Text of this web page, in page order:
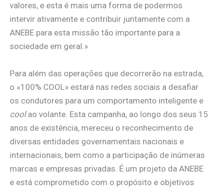
valores, e esta é mais uma forma de podermos
intervir ativamente e contribuir juntamente com a
ANEBE para esta missão tão importante para a
sociedade em geral.»
Para além das operações que decorrerão na estrada,
o «100% COOL» estará nas redes sociais a desafiar
os condutores para um comportamento inteligente e
coolao volante. Esta campanha, ao longo dos seus 15
anos de existência, mereceu o reconhecimento de
diversas entidades governamentais nacionais e
internacionais, bem como a participação de inúmeras
marcas e empresas privadas. É um projeto da ANEBE
e está comprometido com o propósito e objetivos